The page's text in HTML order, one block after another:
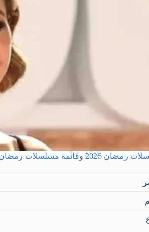
رمضان 2026 وقائمة مسلسلات رمضان